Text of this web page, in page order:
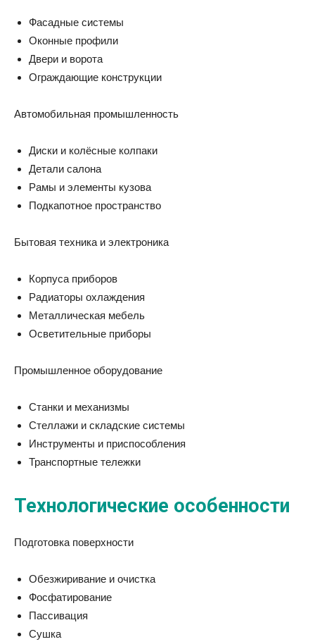
Фасадные системы
Оконные профили
Двери и ворота
Ограждающие конструкции
Автомобильная промышленность
Диски и колёсные колпаки
Детали салона
Рамы и элементы кузова
Подкапотное пространство
Бытовая техника и электроника
Корпуса приборов
Радиаторы охлаждения
Металлическая мебель
Осветительные приборы
Промышленное оборудование
Станки и механизмы
Стеллажи и складские системы
Инструменты и приспособления
Транспортные тележки
Технологические особенности
Подготовка поверхности
Обезжиривание и очистка
Фосфатирование
Пассивация
Сушка